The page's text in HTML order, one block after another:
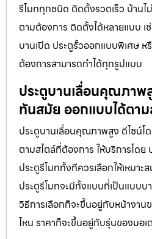
รีโมททุกชนิด ติดตั้งรวดเร็ว บ้านไ
ตามต้องการ ติดตั้งได้หลายแบบ เ
บานเปิด ประตูรั้วออกแบบพิเศษ
ต้องการสามารถทำได้ทุกรูปแบบ
ประตูบานเลื่อนคุณภาพ
ทันสมัย ออกแบบได้ตา
ประตูบานเลื่อนคุณภาพสูง ดีไซน์โ
ตามสไตล์ที่ต้องการ ให้บริการโด
ประตูรีโมททั้งทีควรเลือกให้เหมาะ
ประตูรีโมทจะมีทั้งแบบที่เป็นแบบบ
วิธีการเลือกก็จะขึ้นอยู่กับหน้างาน
ไหน ราคาก็จะขึ้นอยู่กับรุ่นของมอ